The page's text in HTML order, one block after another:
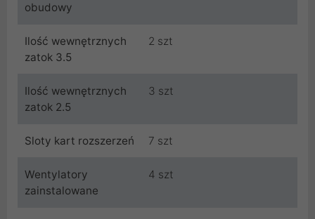
obudowy
Ilość wewnętrznych
zatok 3.5
2 szt
Ilość wewnętrznych
zatok 2.5
3 szt
Sloty kart rozszerzeń 7 szt
Wentylatory
zainstalowane
4 szt